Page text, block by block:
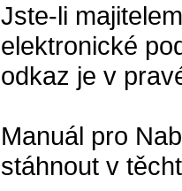
Jste-li
elektronické
odkaz je v
Manuál pro
stáhnout v